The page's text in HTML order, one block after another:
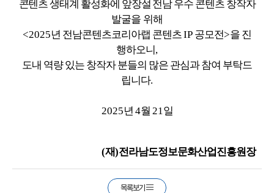
콘텐츠 생태계 활성화에 앞장설 전남 우수 콘텐츠 창작자
발굴을 위해
<2025년 전남콘텐츠코리아랩 콘텐츠IP 공모전>을 진
행하오니,
도내 역량 있는 창작자 분들의 많은 관심과 참여 부탁드
립니다.
2025년 4월 21 일
(재)전라남도정보문화산업진흥원장
목록보기